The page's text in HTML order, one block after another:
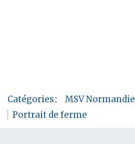
Catégories:
MSV Normandie
Portrait de ferme